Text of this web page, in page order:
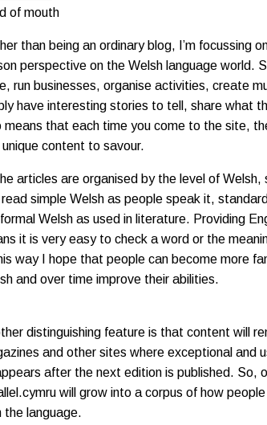
of mouth
than being an ordinary blog, I’m focussing
perspective on the Welsh language world.
run businesses, organise activities, create
have interesting stories to tell, share what
means that each time you come to the site,
unique content to savour.
articles are organised by the level of
simple Welsh as people speak it,
Welsh as used in literature. Providing
it is very easy to check a word or the
way I hope that people can become more
and over time improve their abilities.
distinguishing feature is that content will
and other sites where exceptional and
after the next edition is published. So,
will grow into a corpus of how
the language.